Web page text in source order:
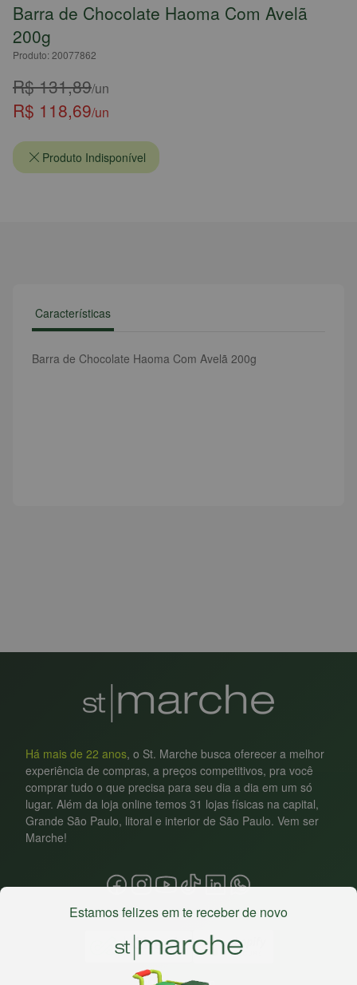
Barra de Chocolate Haoma Com Avelã
200g
Produto: 20077862
R$ 131,89/un
R$ 118,69/un
Produto Indisponível
Características
Barra de Chocolate Haoma Com Avelã 200g
Há mais de 22 anos, o St. Marche busca oferecer a melhor
experiência de compras, a preços competitivos, pra você
comprar tudo o que precisa para seu dia a dia em um só
lugar. Além da loja online temos 31 lojas físicas na capital,
Grande São Paulo, litoral e interior de São Paulo. Vem ser
Marche!
Baixe nosso app
Estamos felizes em te receber de novo